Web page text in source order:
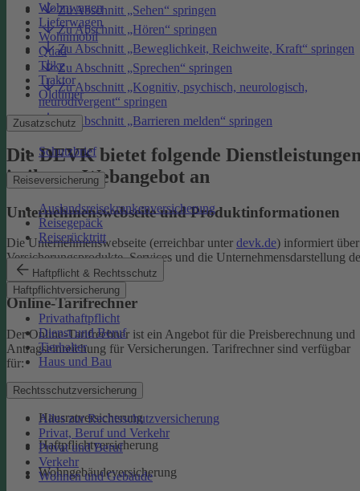
Wohnwagen
Lieferwagen
Wohnmobil
Quad
Trike
Traktor
Oldtimer
Zusatzschutz
Schutzbrief
Reiseversicherung
Auslandsreisekrankenversicherung
Reisegepäck
Reiserücktritt
Haftpflicht & Rechtsschutz
Haftpflichtversicherung
Privathaftpflicht
Dienst und Beruf
Tierhalter
Haus und Bau
Rechtsschutzversicherung
Alles zur Rechtsschutzversicherung
Privat, Beruf und Verkehr
Privat und Beruf
Verkehr
Wohnen und Gebäude
Zu Abschnitt „Sehen“ springen
Zu Abschnitt „Hören“ springen
Zu Abschnitt „Beweglichkeit, Reichweite, Kraft“ springen
Zu Abschnitt „Sprechen“ springen
Zu Abschnitt „Kognitiv, psychisch, neurologisch,
neurodivergent“ springen
Zu Abschnitt „Barrieren melden“ springen
Die DEVK bietet folgende
in ihrem Webangebot an
Unternehmenswebseite und Produktinformationen
Die Unternehmenswebseite (erreichbar unter devk.de) informiert über
Versicherungsprodukte, Services und die Unternehmensdarstellung
DEVK.
Online-Tarifrechner
Der Online-Tarifrechner ist ein Angebot für die Preisberechnung und
Antragseinreichung für Versicherungen. Tarifrechner sind verfügbar
für:
Kfz-Versicherungen
Hausratversicherung
Haftpflichtversicherung
Wohngebäudeversicherung